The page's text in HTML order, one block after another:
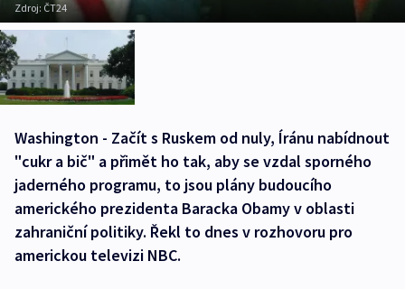
Zdroj: ČT24
Washington - Začít s Ruskem od nuly, Íránu nabídnout
"cukr a bič" a přimět ho tak, aby se vzdal sporného
jaderného programu, to jsou plány budoucího
amerického prezidenta Baracka Obamy v oblasti
zahraniční politiky. Řekl to dnes v rozhovoru pro
americkou televizi NBC.